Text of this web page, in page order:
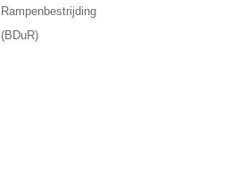
Rampenbestrijding
(BDuR)